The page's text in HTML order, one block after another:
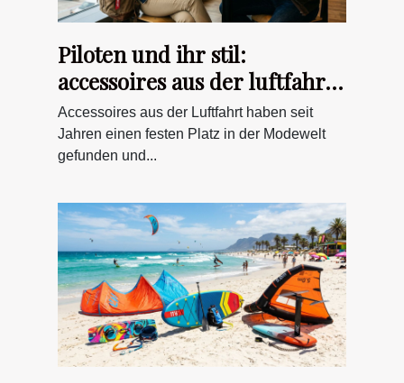
Piloten und ihr stil:
accessoires aus der luftfahrt
als alltags-trend
Accessoires aus der Luftfahrt haben seit
Jahren einen festen Platz in der Modewelt
gefunden und...